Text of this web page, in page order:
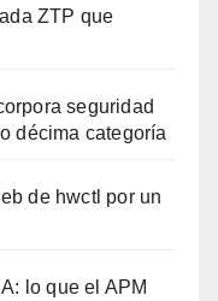
ZTP que
seguridad
décima categoría
de hwctl por un
lo que el APM